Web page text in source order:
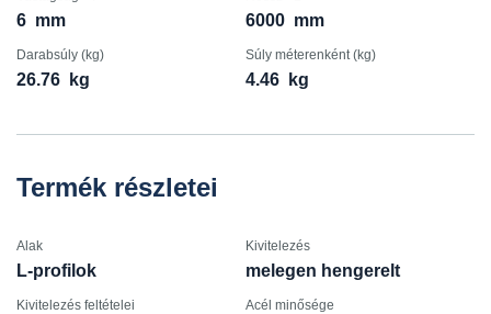
6 mm 6000 mm
Darabsúly (kg)
26.76 kg
Súly méterenként (kg)
4.46 kg
Termék részletei
Alak
L-profilok
Kivitelezés
melegen hengerelt
Kivitelezés feltételei Acél minősége